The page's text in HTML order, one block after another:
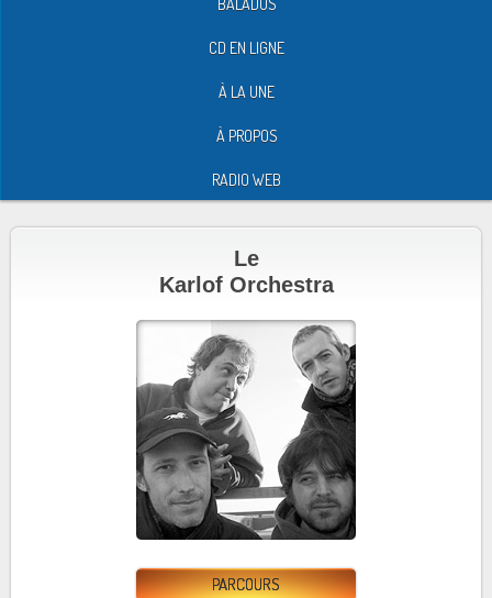
BALADOS
CD EN LIGNE
À LA UNE
À PROPOS
RADIO WEB
Le
Karlof Orchestra
PARCOURS